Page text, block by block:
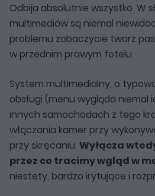
Odbija absolutnie wszystko. W
multimediów są niemal
problemu zobaczycie twarz
w przednim prawym fotelu.
System multimedialny, o
obsługi (menu wygląda niemal
innych samochodach z tego
włączania kamer przy
przy skręcaniu. Wyłącza
przez co tracimy wgląd w
niestety, bardzo irytujące i